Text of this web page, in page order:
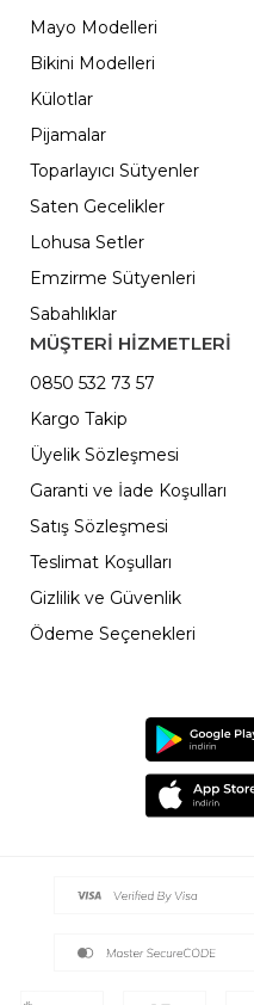
Mayo Modelleri
Bikini Modelleri
Külotlar
Pijamalar
Toparlayıcı Sütyenler
Saten Gecelikler
Lohusa Setler
Emzirme Sütyenleri
Sabahlıklar
MÜŞTERİ HİZMETLERİ
0850 532 73 57
Kargo Takip
Üyelik Sözleşmesi
Garanti ve İade Koşulları
Satış Sözleşmesi
Teslimat Koşulları
Gizlilik ve Güvenlik
Ödeme Seçenekleri